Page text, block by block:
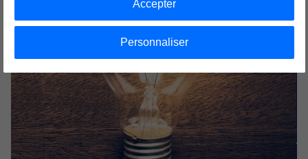
Personnaliser
Accepter